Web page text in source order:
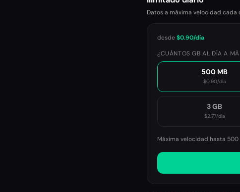
Datos a máxima velocidad
desde$0.90/día
¿CUÁNTOS GB AL DÍA A
500 MB
$0.90/día
3 GB
$2.77/día
Máxima velocidad hasta 500